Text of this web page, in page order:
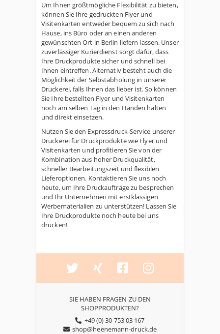
Um Ihnen größtmögliche Flexibilität zu bieten,
können Sie Ihre gedruckten Flyer und
Visitenkarten entweder bequem zu sich nach
Hause, ins Büro oder an einen anderen
gewünschten Ort in Berlin liefern lassen. Unser
zuverlässiger Kurierdienst sorgt dafür, dass
Ihre Druckprodukte sicher und schnell bei
Ihnen eintreffen. Alternativ besteht auch die
Möglichkeit der Selbstabholung in unserer
Druckerei, falls Ihnen das lieber ist. So können
Sie Ihre bestellten Flyer und Visitenkarten
noch am selben Tag in den Händen halten
und direkt einsetzen.
Nutzen Sie den Expressdruck-Service unserer
Druckerei für Druckprodukte wie Flyer und
Visitenkarten und profitieren Sie von der
Kombination aus hoher Druckqualität,
schneller Bearbeitungszeit und flexiblen
Lieferoptionen. Kontaktieren Sie uns noch
heute, um Ihre Druckaufträge zu besprechen
und Ihr Unternehmen mit erstklassigen
Werbematerialien zu unterstützen! Lassen Sie
Ihre Druckprodukte noch heute bei uns
drucken!
SIE HABEN FRAGEN ZU DEN
SHOPPRODUKTEN?
+49 (0) 30 753 03 167
shop@heenemann-druck.de